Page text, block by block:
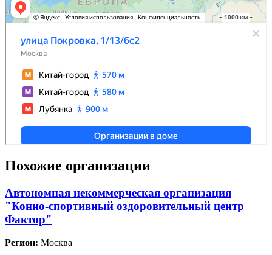
Похожие организации
Автономная некоммерческая организация
"Конно-спортивный оздоровительный центр
Фактор"
Регион: Москва